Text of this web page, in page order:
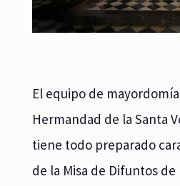
El equipo de
Hermandad de la Santa
tiene todo preparado
de la Misa de Difuntos